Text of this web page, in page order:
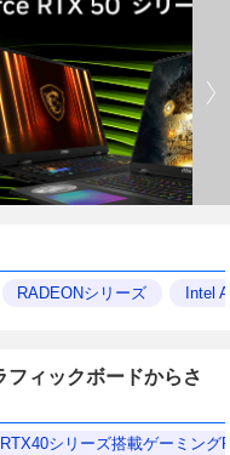
RADEONシリーズ Intel
フィックボードからさ
RTX40シリーズ搭載ゲーミング